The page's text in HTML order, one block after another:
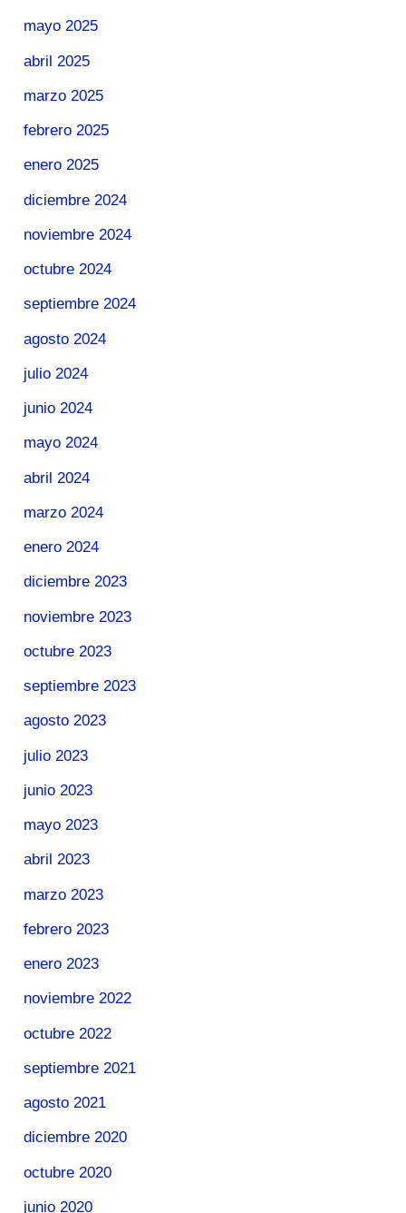
mayo 2025
abril 2025
marzo 2025
febrero 2025
enero 2025
diciembre 2024
noviembre 2024
octubre 2024
septiembre 2024
agosto 2024
julio 2024
junio 2024
mayo 2024
abril 2024
marzo 2024
enero 2024
diciembre 2023
noviembre 2023
octubre 2023
septiembre 2023
agosto 2023
julio 2023
junio 2023
mayo 2023
abril 2023
marzo 2023
febrero 2023
enero 2023
noviembre 2022
octubre 2022
septiembre 2021
agosto 2021
diciembre 2020
octubre 2020
junio 2020